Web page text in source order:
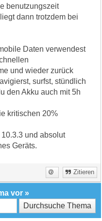
benutzungszeit
dann trotzdem bei
Daten verwendest
und wieder zurück
surfst, stündlich
den Akku auch mit 5h
kritischen 20%
und absolut
Geräts.
Zitieren
vor »